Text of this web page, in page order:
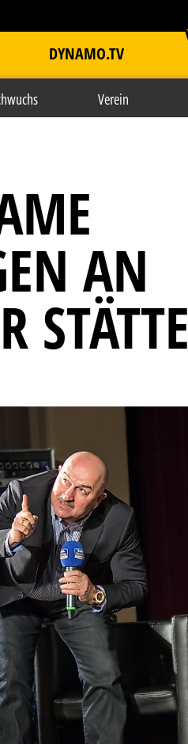
DYNAMO.TV
Verein
AN
STÄTTE